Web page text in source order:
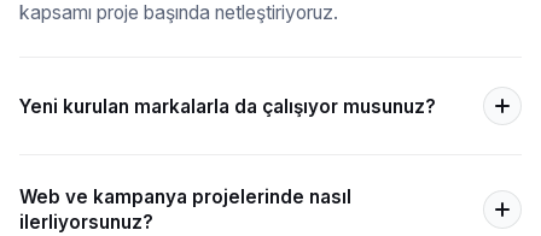
kapsamı proje başında netleştiriyoruz.
Yeni kurulan markalarla da çalışıyor musunuz?
Web ve kampanya projelerinde nasıl
ilerliyorsunuz?